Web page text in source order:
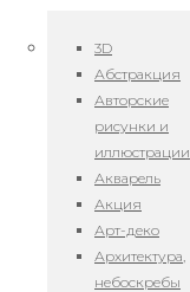
3D
Абстракция
Авторские
рисунки и
иллюстрации
Акварель
Акция
Арт-деко
Архитектура,
небоскребы